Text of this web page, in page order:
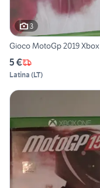
3
Gioco MotoGp 2019 Xbox
5 €
Latina (LT)